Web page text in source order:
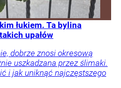
łukiem. Ta bylina
upałów
dobrze znosi okresową
uszkadzana przez ślimaki.
i jak uniknąć najczęstszego